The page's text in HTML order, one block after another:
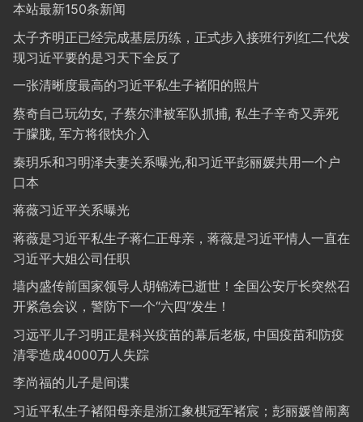
本站最新150条新闻
太子齐明正已经完成基层历练，正式步入接班行列红二代发
现习近平要的是习天下全反了
一张清晰度最高的习近平私生子褚阳的照片
蔡奇自己玩幼女, 子蔡尔津被军队抓捕, 私生子辛奇又弄死
于朦胧, 军方将很快介入
秦玥乐和习明泽夫妻关系曝光,和习近平彭丽媛共用一个户
口本
蒋薇习近平关系曝光
蒋薇是习近平私生子蒋仁正母亲，蒋薇是习近平情人一直在
习近平大姐公司任职
墙内盛传前国家领导人胡锦涛已逝世！全国公安厅长突然召
开紧急会议，警防下一个“六四”发生！
习远平儿子习明正是科兴疫苗的幕后老板, 中国疫苗和防疫
清零造成4000万人失踪
李尚福的儿子是间谍
习近平私生子褚阳母亲是浙江象棋冠军褚宸；彭丽媛曾闹离